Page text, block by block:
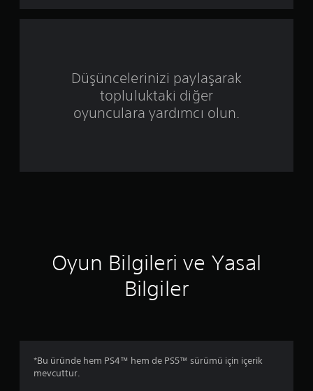
z
n
ı
l
Düşüncelerinizi paylaşarak
topluluktaki diğer
oyunculara yardımcı olun.
Oyun Bilgileri ve Yasal
Bilgiler
*Bu üründe hem PS4™ hem de PS5™ sürümü için içerik
mevcuttur.